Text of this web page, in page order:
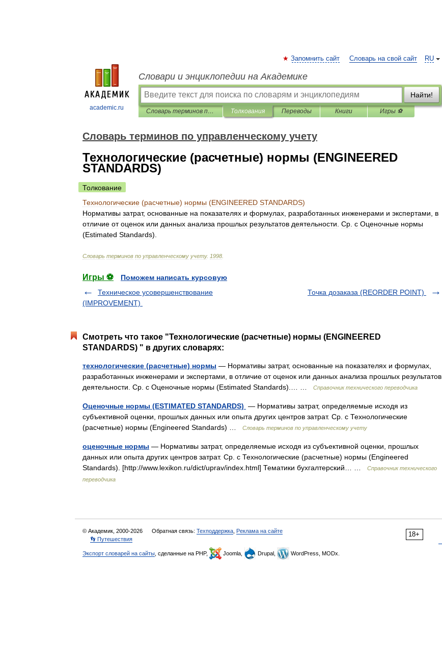
academic.ru
RU
Запомнить сайт Словарь на свой сайт
Словари и энциклопедии на Академике
Найти!
Словарь терминов по управленческому учету Толкования Переводы Книги Игры ⚽
Словарь терминов по управленческому учету
Технологические (расчетные) нормы (ENGINEERED
STANDARDS)
Толкование
Технологические (расчетные) нормы (ENGINEERED STANDARDS)
Нормативы затрат, основанные на показателях и формулах разработанных инженерами и экспертами
в
отличие от оценок или данных анализа прошлых результатов деятельности Ср с Оценочные нормы
(Estimated Standards).
Словарь терминов по управленческому учету. 1998
Игры ⚽
Поможем написать курсовую
Техническое усовершенствование
(IMPROVEMENT)
Точка дозаказа (REORDER POINT)
Смотреть что такое "Технологические (расчетные) нормы (ENGINEERED
STANDARDS) " в других словарях:
технологические (расчетные) нормы — Нормативы затрат, основанные на показателях и формулах,
разработанных инженерами и экспертами, в отличие от оценок или данных анализа прошлых результатов
деятельности. Ср. с Оценочные нормы (Estimated Standards).… …
Справочник технического переводчика
Оценочные нормы (ESTIMATED STANDARDS) — Нормативы затрат, определяемые исходя из
субъективной оценки, прошлых данных или опыта других центров затрат. Ср. с Технологические
(расчетные) нормы (Engineered Standards) …
Словарь терминов по управленческому учету
оценочные нормы — Нормативы затрат, определяемые исходя из субъективной оценки, прошлых
данных или опыта других центров затрат. Ср. с Технологические (расчетные) нормы (Engineered
Standards). [http://www.lexikon.ru/dict/uprav/index.html] Тематики бухгалтерский… …
Справочник технического
переводчика
18+
© Академик, 2000-2026 Обратная связь: Техподдержка Реклама на сайте
👣 Путешествия
Экспорт словарей на сайты , сделанные на PHP, Joomla, Drupal, WordPress, MODx.